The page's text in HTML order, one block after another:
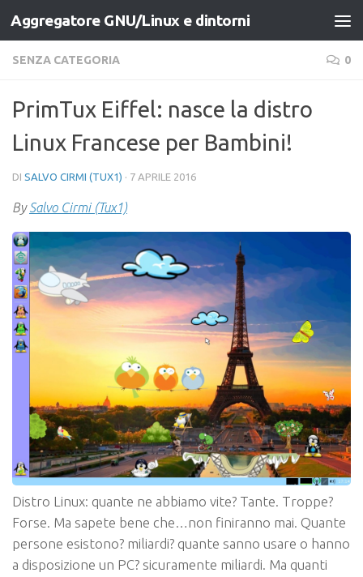
Salta al contenuto
Aggregatore GNU/Linux e dintorni
SENZA CATEGORIA 0
PrimTux Eiffel: nasce la distro
Linux Francese per Bambini!
DI SALVO CIRMI (TUX1) · 7 APRILE 2016
BySalvo Cirmi (Tux1)
Distro Linux: quante ne abbiamo vite? Tante. Troppe?
Forse. Ma sapete bene che…non finiranno mai. Quante
persone esistono? miliardi? quante sanno usare o hanno
a disposizione un PC? sicuramente miliardi. Ma quanti